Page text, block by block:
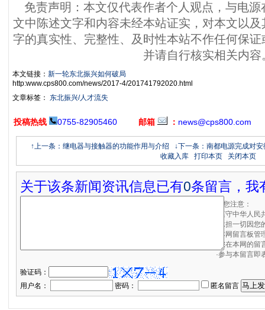
免责声明：本文仅代表作者个人观点，与电源
文中陈述文字和内容未经本站证实，对本文以
字的真实性、完整性、及时性本站不作任何保
并请自行核实相关内容
本文链接： 新一轮东北振兴如何破局
http:www.cps800.com/news/2017-4/201741792020.html
文章标签： 东北振兴/人才流失
投稿热线 0755-82905460 邮箱 ： news@cps800.com
↑上一条：继电器与接触器的功能作用与介绍
↓下一条：南都电源完成对
收藏入库
打印本页 关闭本页
关于该条新闻资讯信息已有0条留言，我
请您注意：
·遵守中华人
·承担一切因
·本网留言板
·您在本网的
·参与本留言即
验证码：
用户名：
密码： 匿名留言